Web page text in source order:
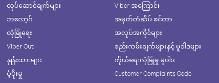
လုပ်ဆောင်ချက်များ
ဘလော့ဂ်
လုံခြုံရေး
Viber Out
နှုန်းထားများ
ပံ့ပိုးမှု
Viber အကြောင်း
အမှတ်တံဆိပ် စင်တာ
အလုပ်အကိုင်များ
စည်းကမ်းချက်များနှင့် မူဝါဒများ
ကိုယ်ရေးလုံခြုံမှု မူဝါဒ
Customer Complaints Code